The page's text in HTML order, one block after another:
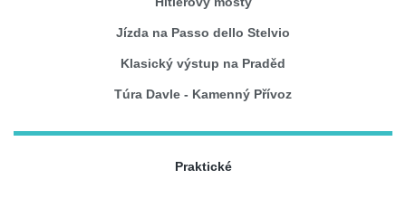
Jízda na Passo dello Stelvio
Klasický výstup na Praděd
Túra Davle - Kamenný Přívoz
Praktické